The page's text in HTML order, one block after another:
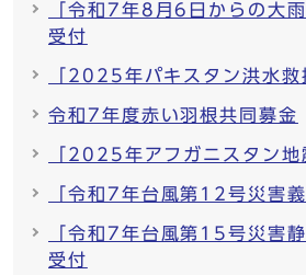
「令和7年8月6日からの大
受付
「2025年パキスタン洪水救
令和7年度赤い羽根共同募金
「2025年アフガニスタン地
「令和7年台風第12号災害
「令和7年台風第15号災害
受付